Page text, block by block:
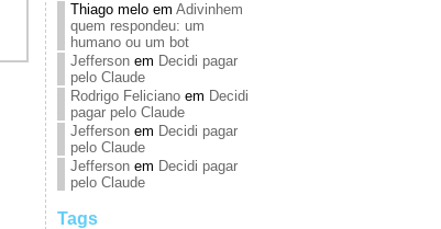
Thiago melo em Adivinhem
quem respondeu: um
humano ou um bot
Jefferson em Decidi pagar
pelo Claude
Rodrigo Feliciano em Decidi
pagar pelo Claude
Jefferson em Decidi pagar
pelo Claude
Jefferson em Decidi pagar
pelo Claude
Tags